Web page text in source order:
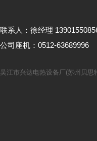
联系人：徐经理
公司座机：0512-63689996
吴江市兴达电热设备厂(苏州贝思